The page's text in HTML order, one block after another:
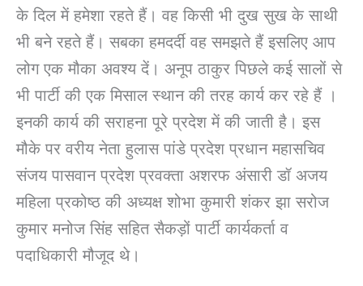
के दिल में हमेशा रहते हैं। वह किसी भी दुख सुख के साथी
भी बने रहते हैं। सबका हमदर्दी वह समझते हैं इसलिए आप
लोग एक मौका अवश्य दें। अनूप ठाकुर पिछले कई सालों से
भी पार्टी की एक मिसाल स्थान की तरह कार्य कर रहे हैं ।
इनकी कार्य की सराहना पूरे प्रदेश में की जाती है। इस
मौके पर वरीय नेता हुलास पांडे प्रदेश प्रधान महासचिव
संजय पासवान प्रदेश प्रवक्ता अशरफ अंसारी डॉ अजय
महिला प्रकोष्ठ की अध्यक्ष शोभा कुमारी शंकर झा सरोज
कुमार मनोज सिंह सहित सैकड़ों पार्टी कार्यकर्ता व
पदाधिकारी मौजूद थे।